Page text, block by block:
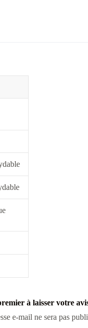
à laisser votre
e-mail ne sera pas